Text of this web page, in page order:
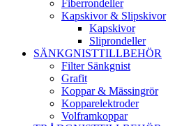
Fiberrondeller
Kapskivor & Slipskivor
Kapskivor
Sliprondeller
SÄNKGNISTTILLBEHÖR
Filter Sänkgnist
Grafit
Koppar & Mässingrör
Kopparelektroder
Volframkoppar